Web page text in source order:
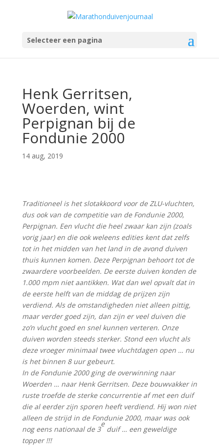
Selecteer een pagina
Henk Gerritsen,
Woerden, wint
Perpignan bij de
Fondunie 2000
14 aug, 2019
Traditioneel is het slotakkoord voor de ZLU-vluchten,
dus ook van de competitie van de Fondunie 2000,
Perpignan. Een vlucht die heel zwaar kan zijn (zoals
vorig jaar) en die ook weleens edities kent dat zelfs
tot in het midden van het land in de avond duiven
thuis kunnen komen. Deze Perpignan behoort tot de
zwaardere voorbeelden. De eerste duiven konden de
1.000 mpm niet aantikken. Wat dan wel opvalt dat in
de eerste helft van de middag de prijzen zijn
verdiend. Als de omstandigheden niet alleen pittig,
maar verder goed zijn, dan zijn er veel duiven die
zo’n vlucht goed en snel kunnen verteren. Onze
duiven worden steeds sterker. Stond een vlucht als
deze vroeger minimaal twee vluchtdagen open … nu
is het binnen 8 uur gebeurt.
In de Fondunie 2000 ging de overwinning naar
Woerden … naar Henk Gerritsen. Deze bouwvakker in
ruste troefde de sterke concurrentie af met een duif
die al eerder zijn sporen heeft verdiend. Hij won niet
alleen de strijd in de Fondunie 2000, maar was ook
nog eens nationaal de 3
e
duif … een geweldige
topper !!!